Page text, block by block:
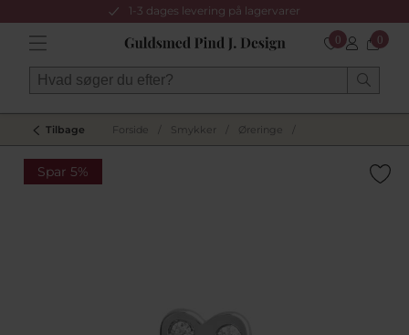
1-3 dages levering på lagervarer
0 0
Tilbage Forside Smykker Øreringe
Spar 5%